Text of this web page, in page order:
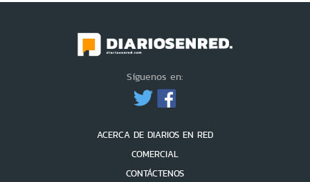
Síguenos en:
ACERCA DE DIARIOS EN RED
COMERCIAL
CONTÁCTENOS